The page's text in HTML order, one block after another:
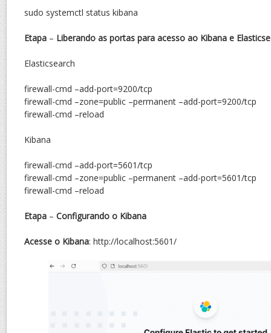
sudo systemctl status kibana
Etapa – Liberando as portas para acesso ao Kibana e
Elasticsearch
firewall-cmd –add-port=9200/tcp
firewall-cmd –zone=public –permanent –add-port=9200/tcp
firewall-cmd –reload
Kibana
firewall-cmd –add-port=5601/tcp
firewall-cmd –zone=public –permanent –add-port=5601/tcp
firewall-cmd –reload
Etapa – Configurando o Kibana
Acesse o Kibana: http://localhost:5601/